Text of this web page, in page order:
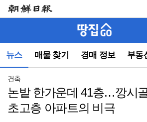
뉴스 매물 찾기 경매 정보 부동
뉴
(컨
건축
논밭 한가운데 41층…깡시
초고층 아파트의 비극